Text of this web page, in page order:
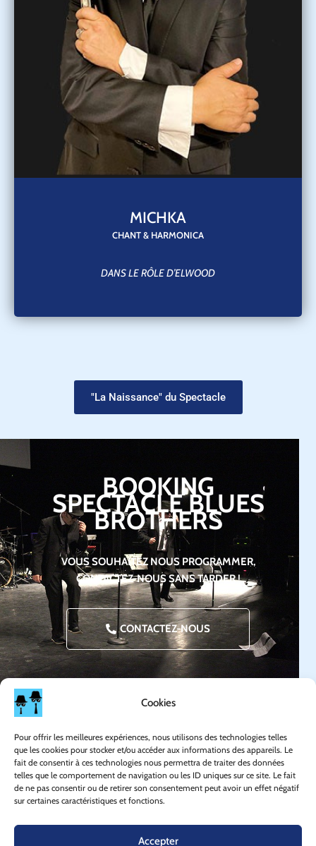
Cookies
Pour offrir les meilleures expériences, nous utilisons des technologies telles
que les cookies pour stocker et/ou accéder aux informations des appareils. Le
fait de consentir à ces technologies nous permettra de traiter des données
telles que le comportement de navigation ou les ID uniques sur ce site. Le fait
de ne pas consentir ou de retirer son consentement peut avoir un effet négatif
sur certaines caractéristiques et fonctions.
Accepter
MICHKA
CHANT & HARMONICA
DANS LE RÔLE D’ELWOOD
"La Naissance" du Spectacle
BOOKING
SPECTACLE BLUES
BROTHERS
VOUS SOUHAITEZ NOUS PROGRAMMER,
CONTACTEZ-NOUS SANS TARDER !
CONTACTEZ-NOUS